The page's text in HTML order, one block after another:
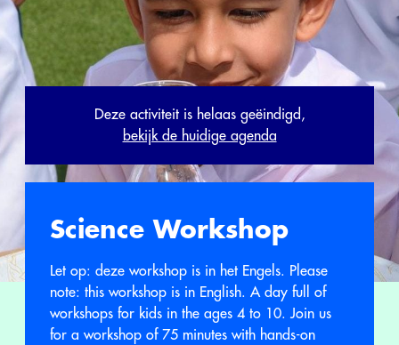
Deze activiteit is helaas geëindigd,
bekijk de huidige agenda
Science Workshop
Let op: deze workshop is in het Engels. Please
note: this workshop is in English. A day full of
workshops for kids in the ages 4 to 10. Join us
for a workshop of 75 minutes with hands-on